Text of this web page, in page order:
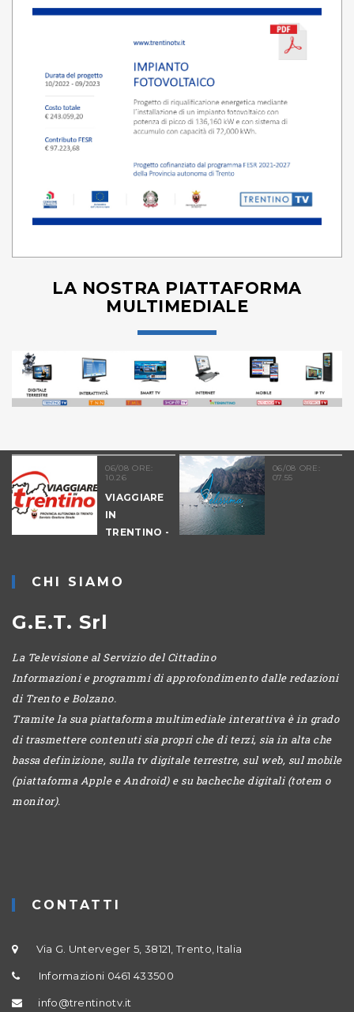
LA NOSTRA PIATTAFORMA
MULTIMEDIALE
06/08 ORE:
10.26
VIAGGIARE
IN
TRENTINO -
06/08 ORE:
07.55
CHI SIAMO
G.E.T. Srl
La Televisione al Servizio del Cittadino
Informazioni e programmi di approfondimento dalle redazioni
di Trento e Bolzano.
Tramite la sua piattaforma multimediale interattiva è in grado
di trasmettere contenuti sia propri che di terzi, sia in alta che
bassa definizione, sulla tv digitale terrestre, sul web, sul mobile
(piattaforma Apple e Android) e su bacheche digitali (totem o
monitor).
CONTATTI
Via G. Unterveger 5, 38121, Trento, Italia
Informazioni 0461 433500
info@trentinotv.it